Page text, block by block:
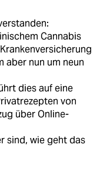
Cannabis
aber nun um neun
dies auf eine
von
über Online-
sind, wie geht das